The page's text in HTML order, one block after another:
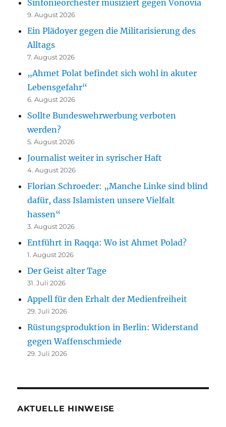
Sinfonieorchester musiziert gegen Vonovia
9. August 2026
Ein Plädoyer gegen die Militarisierung des
Alltags
7. August 2026
„Ahmet Polat befindet sich wohl in akuter
Lebensgefahr“
6. August 2026
Sollte Bundeswehrwerbung verboten
werden?
5. August 2026
Journalist weiter in syrischer Haft
4. August 2026
Florian Schroeder: „Manche Linke sind blind
dafür, dass Islamisten unsere Vielfalt
hassen“
3. August 2026
Entführt in Raqqa: Wo ist Ahmet Polad?
1. August 2026
Der Geist alter Tage
31. Juli 2026
Appell für den Erhalt der Medienfreiheit
29. Juli 2026
Rüstungsproduktion in Berlin: Widerstand
gegen Waffenschmiede
29. Juli 2026
AKTUELLE HINWEISE